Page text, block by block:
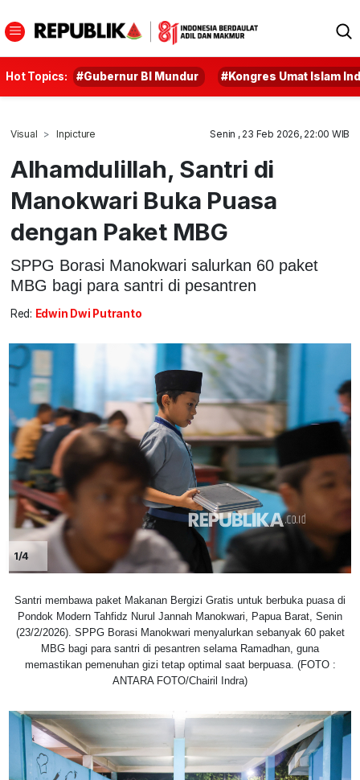
Hot Topics: #Gubernur BI Mundur #Kongres Umat Islam
Visual Inpicture Senin , 23 Feb 2026, 22:00 WIB
Alhamdulillah, Santri di
Manokwari Buka Puasa
dengan Paket MBG
SPPG Borasi Manokwari salurkan 60 paket
MBG bagi para santri di pesantren
Red: Edwin Dwi Putranto
1/4
Santri membawa paket Makanan Bergizi Gratis untuk berbuka puasa di
Pondok Modern Tahfidz Nurul Jannah Manokwari, Papua Barat, Senin
(23/2/2026). SPPG Borasi Manokwari menyalurkan sebanyak 60 paket
MBG bagi para santri di pesantren selama Ramadhan, guna
memastikan pemenuhan gizi tetap optimal saat berpuasa. (FOTO :
ANTARA FOTO/Chairil Indra)